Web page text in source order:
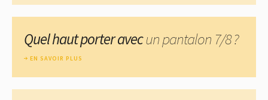
Quel haut porter avecun pantalon 7/8 ?
EN SAVOIR PLUS